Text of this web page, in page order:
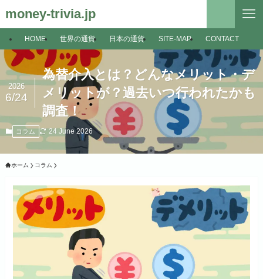
money-trivia.jp
HOME 世界の通貨 日本の通貨 SITE-MAP CONTACT
為替介入とは？どんなメリット・デ
メリットが？過去いつ行われたかも
調査！
2026
6/24
コラム 24 June 2026
ホーム コラム